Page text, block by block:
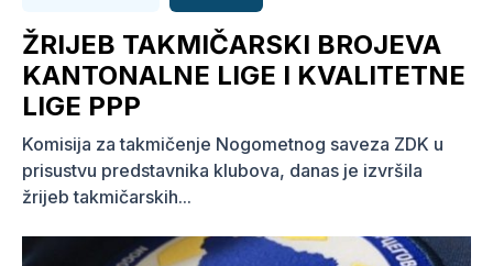
ŽRIJEB TAKMIČARSKI BROJEVA
KANTONALNE LIGE I KVALITETNE
LIGE PPP
Komisija za takmičenje Nogometnog saveza ZDK u
prisustvu predstavnika klubova, danas je izvršila
žrijeb takmičarskih...